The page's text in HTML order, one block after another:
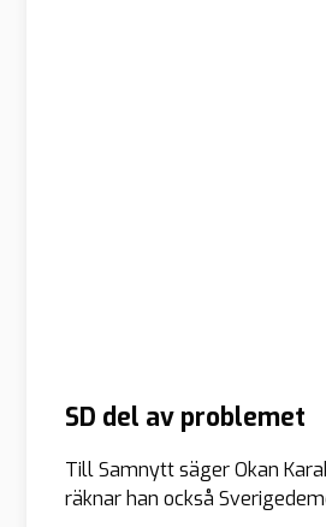
SD del av problemet
Till Samnytt säger Okan
räknar han också